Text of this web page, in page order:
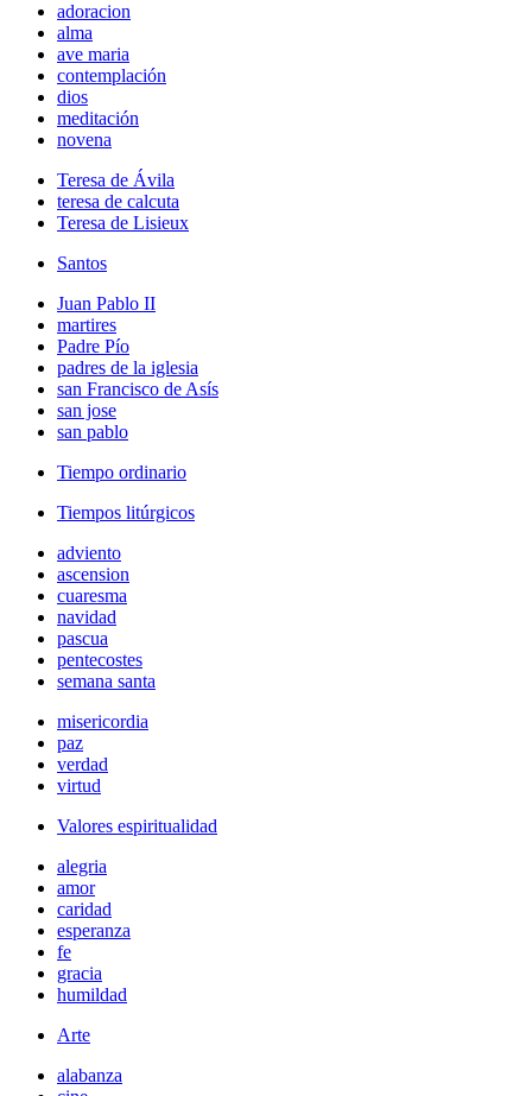
adoracion
alma
ave maria
contemplación
dios
meditación
novena
Teresa de Ávila
teresa de calcuta
Teresa de Lisieux
Santos
Juan Pablo II
martires
Padre Pío
padres de la iglesia
san Francisco de Asís
san jose
san pablo
Tiempo ordinario
Tiempos litúrgicos
adviento
ascension
cuaresma
navidad
pascua
pentecostes
semana santa
misericordia
paz
verdad
virtud
Valores espiritualidad
alegria
amor
caridad
esperanza
fe
gracia
humildad
Arte
alabanza